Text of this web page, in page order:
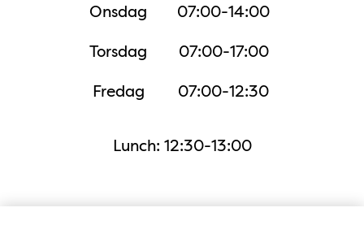
Onsdag
07:00-14:00
Torsdag
07:00-17:00
Fredag
07:00-12:30
Lunch: 12:30-13:00
Karta